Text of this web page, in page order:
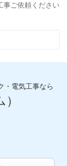
事ご依頼ください
・電気工事なら